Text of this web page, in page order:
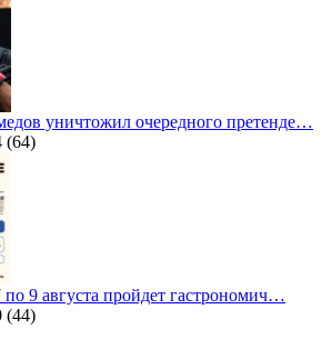
уничтожил очередного претенде…
(64)
9 августа пройдет гастрономич…
(44)